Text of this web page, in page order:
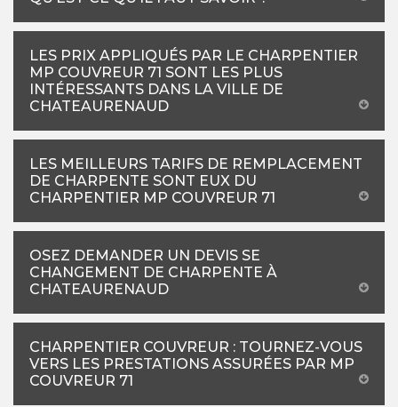
LES PRIX APPLIQUÉS PAR LE CHARPENTIER
MP COUVREUR 71 SONT LES PLUS
INTÉRESSANTS DANS LA VILLE DE
CHATEAURENAUD
LES MEILLEURS TARIFS DE REMPLACEMENT
DE CHARPENTE SONT EUX DU
CHARPENTIER MP COUVREUR 71
OSEZ DEMANDER UN DEVIS SE
CHANGEMENT DE CHARPENTE À
CHATEAURENAUD
CHARPENTIER COUVREUR : TOURNEZ-VOUS
VERS LES PRESTATIONS ASSURÉES PAR MP
COUVREUR 71